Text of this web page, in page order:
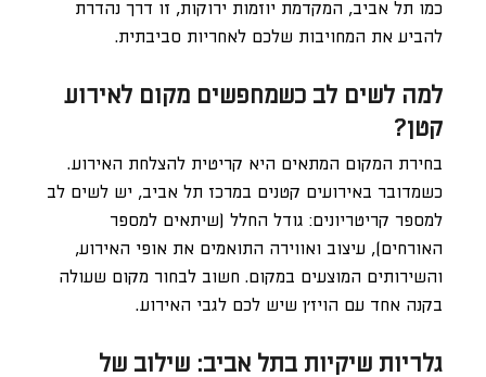
כמו תל אביב, המקדמת יוזמות ירוקות, זו דרך נהדרת
להביע את המחויבות שלכם לאחריות סביבתית.
למה לשים לב כשמחפשים מקום לאירוע
קטן?
בחירת המקום המתאים היא קריטית להצלחת האירוע.
כשמדובר באירועים קטנים במרכז תל אביב, יש לשים לב
למספר קריטריונים: גודל החלל (שיתאים למספר
האורחים), עיצוב ואווירה התואמים את אופי האירוע,
והשירותים המוצעים במקום. חשוב לבחור מקום שעולה
בקנה אחד עם הויז׳ן שיש לכם לגבי האירוע.
גלריות שיקיות בתל אביב: שילוב של